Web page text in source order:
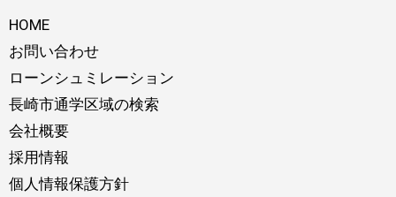
HOME
お問い合わせ
ローンシュミレーション
長崎市通学区域の検索
会社概要
採用情報
個人情報保護方針